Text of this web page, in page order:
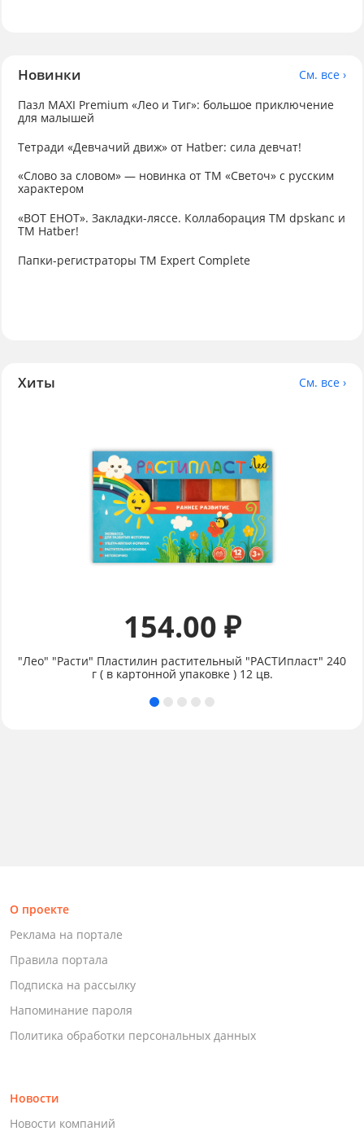
Новинки
См. все ›
Пазл MAXI Premium «Лео и Тиг»: большое приключение
для малышей
Тетради «Девчачий движ» от Hatber: сила девчат!
«Слово за словом» — новинка от ТМ «Светоч» с русским
характером
«ВОТ ЕНОТ». Закладки-ляссе. Коллаборация TM dpskanc и
ТМ Hatber!
Папки-регистраторы ТМ Expert Complete
Хиты См. все ›
154.00 ₽
"Лео" "Расти" Пластилин растительный "РАСТИпласт" 240
г ( в картонной упаковке ) 12 цв.
О проекте
Реклама на портале
Правила портала
Подписка на рассылку
Напоминание пароля
Политика обработки персональных данных
Новости
Новости компаний